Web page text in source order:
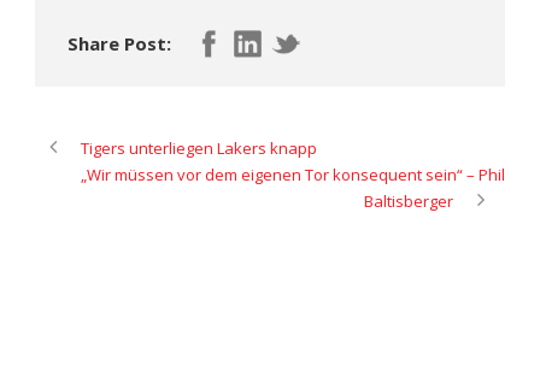
Share Post:
Tigers unterliegen Lakers knapp
„Wir müssen vor dem eigenen Tor konsequent sein“ – Phil
Baltisberger